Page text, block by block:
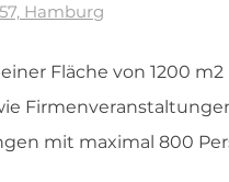
Hamburg
einer Fläche von 1200
mit maximal 800